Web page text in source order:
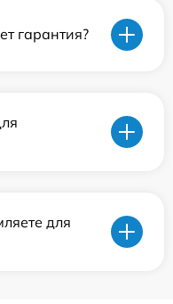
гарантия?
для